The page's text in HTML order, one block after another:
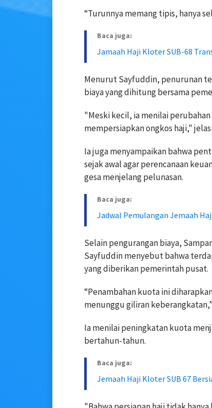
“Turunnya memang tipis, hanya
Baca juga:
Jamaah Haji Kloter SUB-68
Menurut Sayfuddin, penurunan
biaya yang dihitung bersama
"Meski kecil, ia menilai
mempersiapkan ongkos haji,"
Ia juga menyampaikan bahwa
sejak awal agar perencanaan
gesa menjelang pelunasan.
Baca juga:
Jadwal Pemulangan Jemaah
Selain pengurangan biaya,
Sayfuddin menyebut bahwa
yang diberikan pemerintah pusat.
“Penambahan kuota ini
menunggu giliran
Ia menilai peningkatan kuota
bertahun-tahun.
Baca juga:
Jemaah Haji Kloter SUB 67